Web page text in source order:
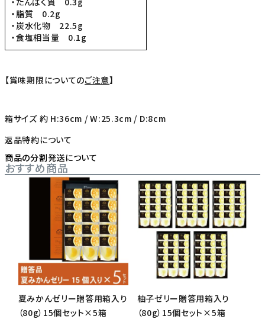
・脂質 0.2g
・炭水化物 22.5g
・食塩相当量 0.1g
【賞味期限についてのご注意】
箱サイズ 約 H:36cm / W:25.3cm / D:8cm
返品特約について
商品の分割発送について
おすすめ商品
夏みかんゼリー贈答用箱入り
（80g）15個セット×5箱
柚子ゼリー贈答用箱入り
（80g）15個セット×5箱